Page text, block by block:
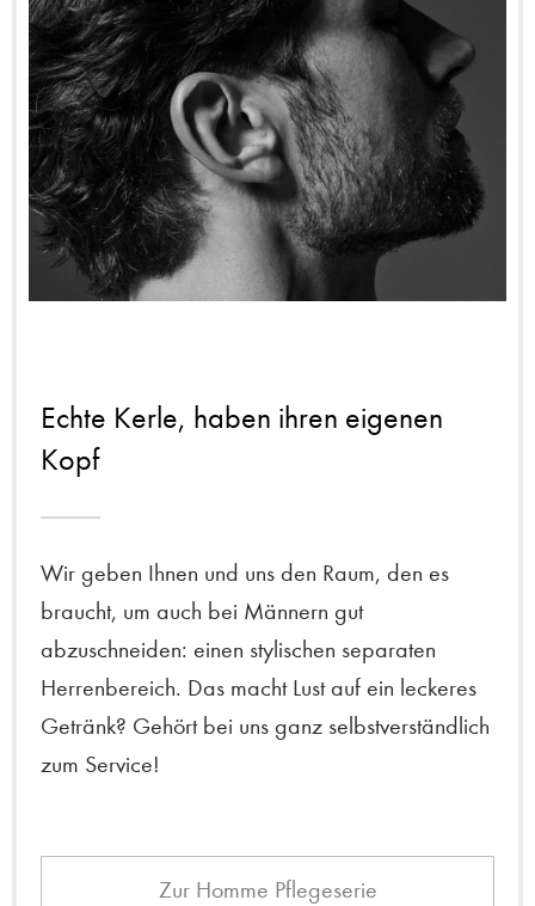
Echte Kerle, haben ihren eigenen
Kopf
Wir geben Ihnen und uns den Raum, den es
braucht, um auch bei Männern gut
abzuschneiden: einen stylischen separaten
Herrenbereich. Das macht Lust auf ein leckeres
Getränk? Gehört bei uns ganz selbstverständlich
zum Service!
Zur Homme Pflegeserie